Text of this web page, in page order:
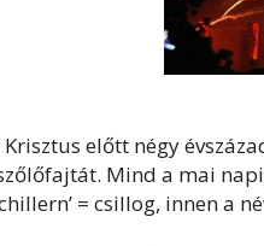
előtt négy
Mind a mai
= csillog, innen a